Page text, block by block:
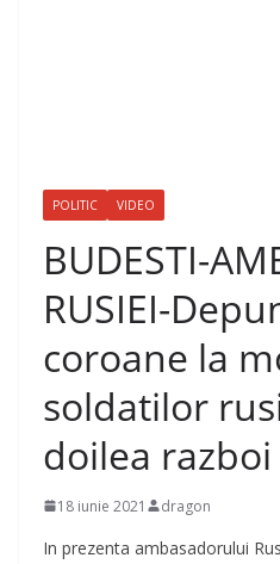
POLITIC VIDEO
BUDESTI-
RUSIEI-
coroane la
soldatilor
doilea
18 iunie 2021 dragon
In prezenta ambasadorului